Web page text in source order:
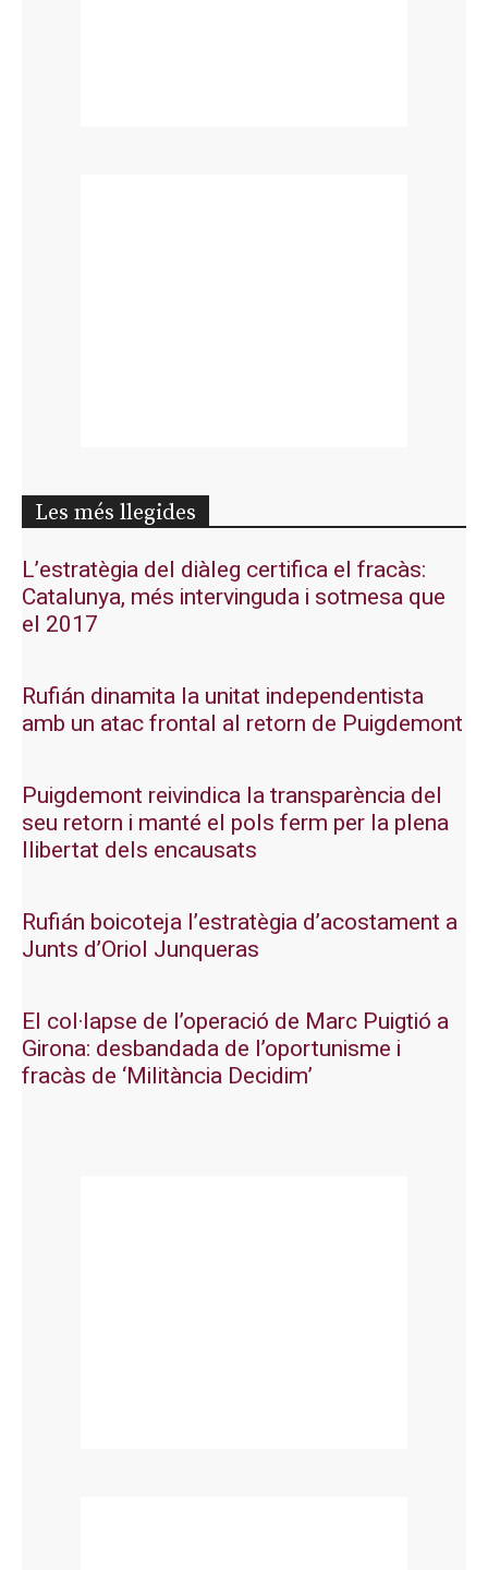
Les més llegides
L’estratègia del diàleg certifica el fracàs:
Catalunya, més intervinguda i sotmesa que
el 2017
Rufián dinamita la unitat independentista
amb un atac frontal al retorn de Puigdemont
Puigdemont reivindica la transparència del
seu retorn i manté el pols ferm per la plena
llibertat dels encausats
Rufián boicoteja l’estratègia d’acostament a
Junts d’Oriol Junqueras
El col·lapse de l’operació de Marc Puigtió a
Girona: desbandada de l’oportunisme i
fracàs de ‘Militància Decidim’